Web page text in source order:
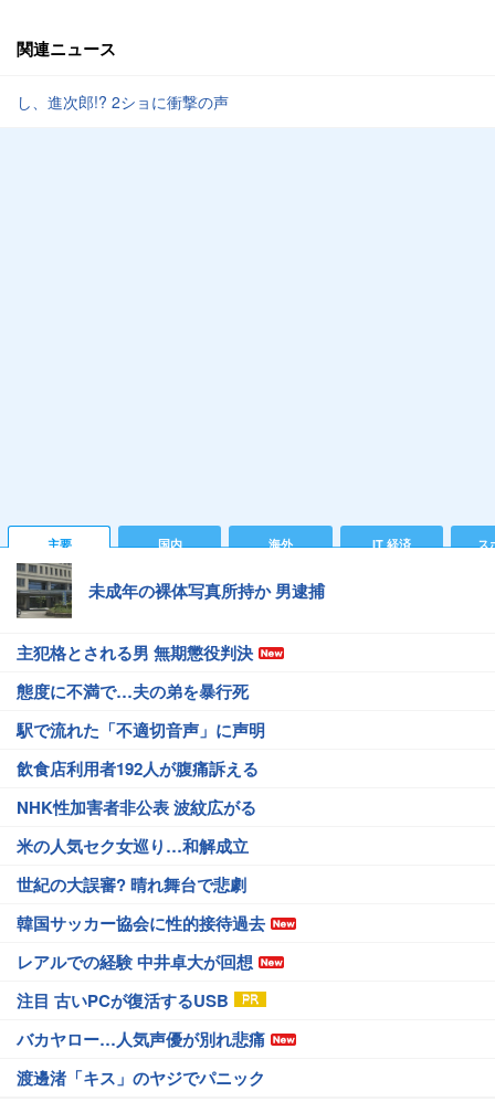
関連ニュース
し、進次郎!? 2ショに衝撃の声
主要 国内 海外 IT 経済 ス
未成年の裸体写真所持か 男逮捕
主犯格とされる男 無期懲役判決
態度に不満で…夫の弟を暴行死
駅で流れた「不適切音声」に声明
飲食店利用者192人が腹痛訴える
NHK性加害者非公表 波紋広がる
米の人気セク女巡り…和解成立
世紀の大誤審? 晴れ舞台で悲劇
韓国サッカー協会に性的接待過去
レアルでの経験 中井卓大が回想
注目 古いPCが復活するUSB
バカヤロー…人気声優が別れ悲痛
渡邊渚「キス」のヤジでパニック